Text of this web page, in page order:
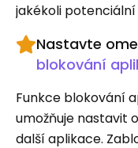
jakékoli
Nastavte
blokování
Funkce blokování
umožňuje nastavit
další aplikace.